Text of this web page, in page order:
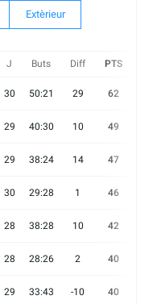
Extèrieur
J Buts Diff PTS
30 50:21 29 62
29 40:30 10 49
29 38:24 14 47
30 29:28 1 46
28 38:28 10 42
28 28:26 2 40
29 33:43 -10 40